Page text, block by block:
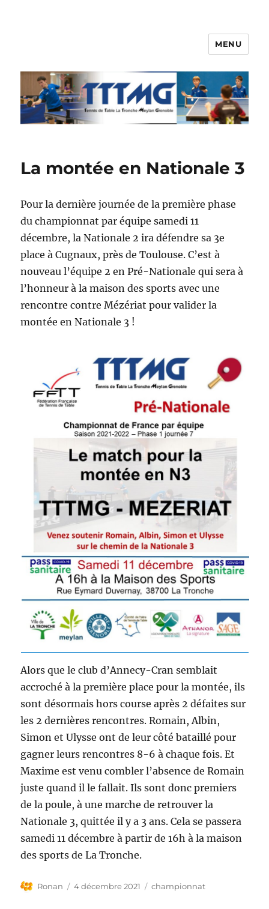
MENU
La montée en Nationale 3
Pour la dernière journée de la première phase
du championnat par équipe samedi 11
décembre, la Nationale 2 ira défendre sa 3e
place à Cugnaux, près de Toulouse. C’est à
nouveau l’équipe 2 en Pré-Nationale qui sera à
l’honneur à la maison des sports avec une
rencontre contre Mézériat pour valider la
montée en Nationale 3 !
Alors que le club d’Annecy-Cran semblait
accroché à la première place pour la montée, ils
sont désormais hors course après 2 défaites sur
les 2 dernières rencontres. Romain, Albin,
Simon et Ulysse ont de leur côté bataillé pour
gagner leurs rencontres 8-6 à chaque fois. Et
Maxime est venu combler l’absence de Romain
juste quand il le fallait. Ils sont donc premiers
de la poule, à une marche de retrouver la
Nationale 3, quittée il y a 3 ans. Cela se passera
samedi 11 décembre à partir de 16h à la maison
des sports de La Tronche.
Auteur
Ronan
Publié
4 décembre 2021 Étiquettes
championnat